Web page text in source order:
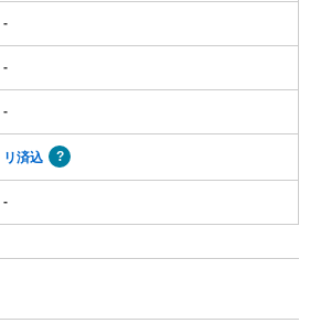
-
-
-
リ済込
-